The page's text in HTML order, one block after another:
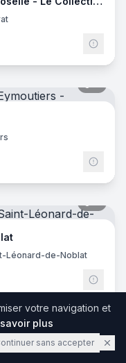
Léonard-de-Noblat
votre navigation et
plus
sans accepter